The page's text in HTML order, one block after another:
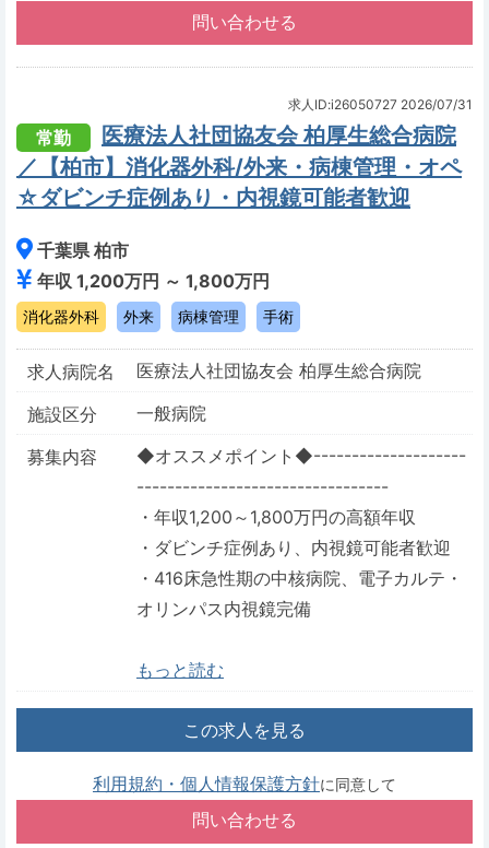
求人ID:i26050727 2026/07/31
常勤
医療法人社団協友会 柏厚生総合病院
／【柏市】消化器外科/外来・病棟管理・オペ
☆ダビンチ症例あり・内視鏡可能者歓迎
千葉県 柏市
年収 1,200万円 ～ 1,800万円
消化器外科 外来 病棟管理 手術
求人病院名
医療法人社団協友会 柏厚生総合病院
施設区分
一般病院
募集内容
◆オススメポイント◆--------------------
---------------------------------
・年収1,200～1,800万円の高額年収
・ダビンチ症例あり、内視鏡可能者歓迎
・416床急性期の中核病院、電子カルテ・
オリンパス内視鏡完備
もっと読む
この求人を見る
利用規約・個人情報保護方針に同意して